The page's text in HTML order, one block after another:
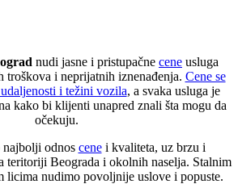
nudi jasne i pristupačne cene usluga
troškova i neprijatnih iznenađenja. Cene se
i težini vozila, a svaka usluga je
kako bi klijenti unapred znali šta mogu da
očekuju.
odnos cenei kvaliteta, uz brzu i
teritoriji Beograda i okolnih naselja. Stalnim
licima nudimo povoljnije uslove i popuste.